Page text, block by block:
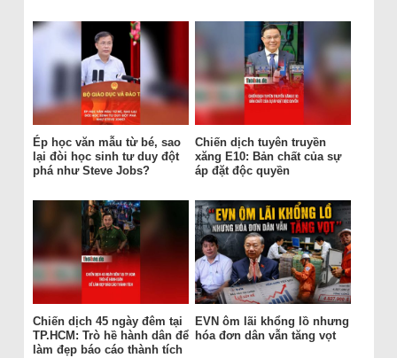
Ép học văn mẫu từ bé, sao
lại đòi học sinh tư duy đột
phá như Steve Jobs?
Chiến dịch tuyên truyền
xăng E10: Bản chất của sự
áp đặt độc quyền
Chiến dịch 45 ngày đêm tại
TP.HCM: Trò hề hành dân để
làm đẹp báo cáo thành tích
EVN ôm lãi khổng lồ nhưng
hóa đơn dân vẫn tăng vọt